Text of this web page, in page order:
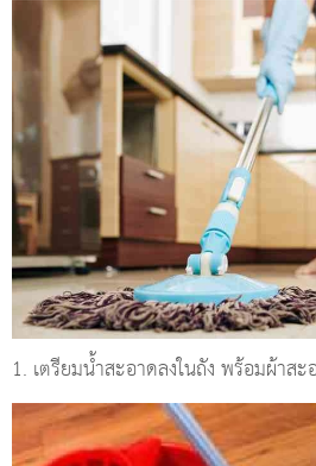
1. เตรียมน้ำสะอาดลงในถัง พร้อมผ้าส